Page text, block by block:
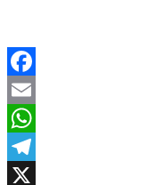
Facebook
Email
WhatsApp
Telegram